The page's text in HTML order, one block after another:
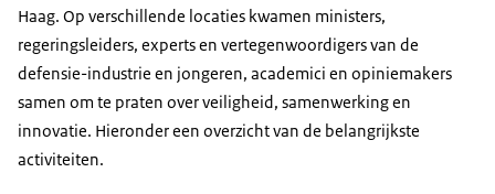
Haag. Op verschillende locaties kwamen ministers,
regeringsleiders, experts en vertegenwoordigers van de
defensie-industrie en jongeren, academici en opiniemakers
samen om te praten over veiligheid, samenwerking en
innovatie. Hieronder een overzicht van de belangrijkste
activiteiten.